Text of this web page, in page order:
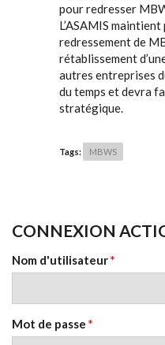
pour redresser
L’ASAMIS
redressement de
rétablissement
autres entreprises
du temps et devra
stratégique.
Tags: MBWS
CONNEXION
Nom d'utilisateur*
Mot de passe *